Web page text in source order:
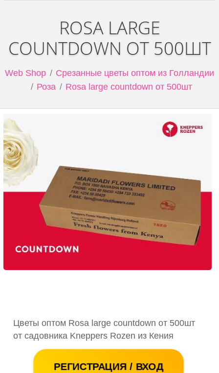
ROSA LARGE
COUNTDOWN ОТ 500ШТ
Web Shop
Срезанные цветы оптом из Голландии
Роза
Rosa large countdown от 500шт
Цветы оптом Rosa large countdown от 500шт
от садовника Kneppers Rozen из Кения
РЕГИСТРАЦИЯ / ВХОД